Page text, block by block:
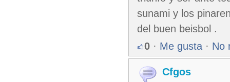
sunami y los
del buen beisbol .
0 · Me gusta · No
Cfgos